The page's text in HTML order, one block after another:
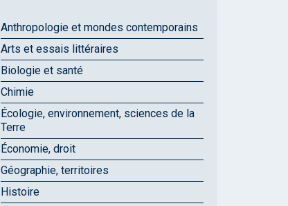
Anthropologie et mondes contemporains
Arts et essais littéraires
Biologie et santé
Chimie
Écologie, environnement, sciences de la
Terre
Économie, droit
Géographie, territoires
Histoire